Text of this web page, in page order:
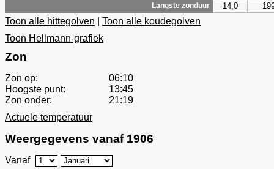
Langste zonduur 14,0
Toon alle hittegolven
Toon alle koudegolven
Toon Hellmann-grafiek
Zon
Zon op:
06:10
Hoogste punt:
13:45
Zon onder:
21:19
Actuele temperatuur
Weergegevens vanaf 1906
Vanaf